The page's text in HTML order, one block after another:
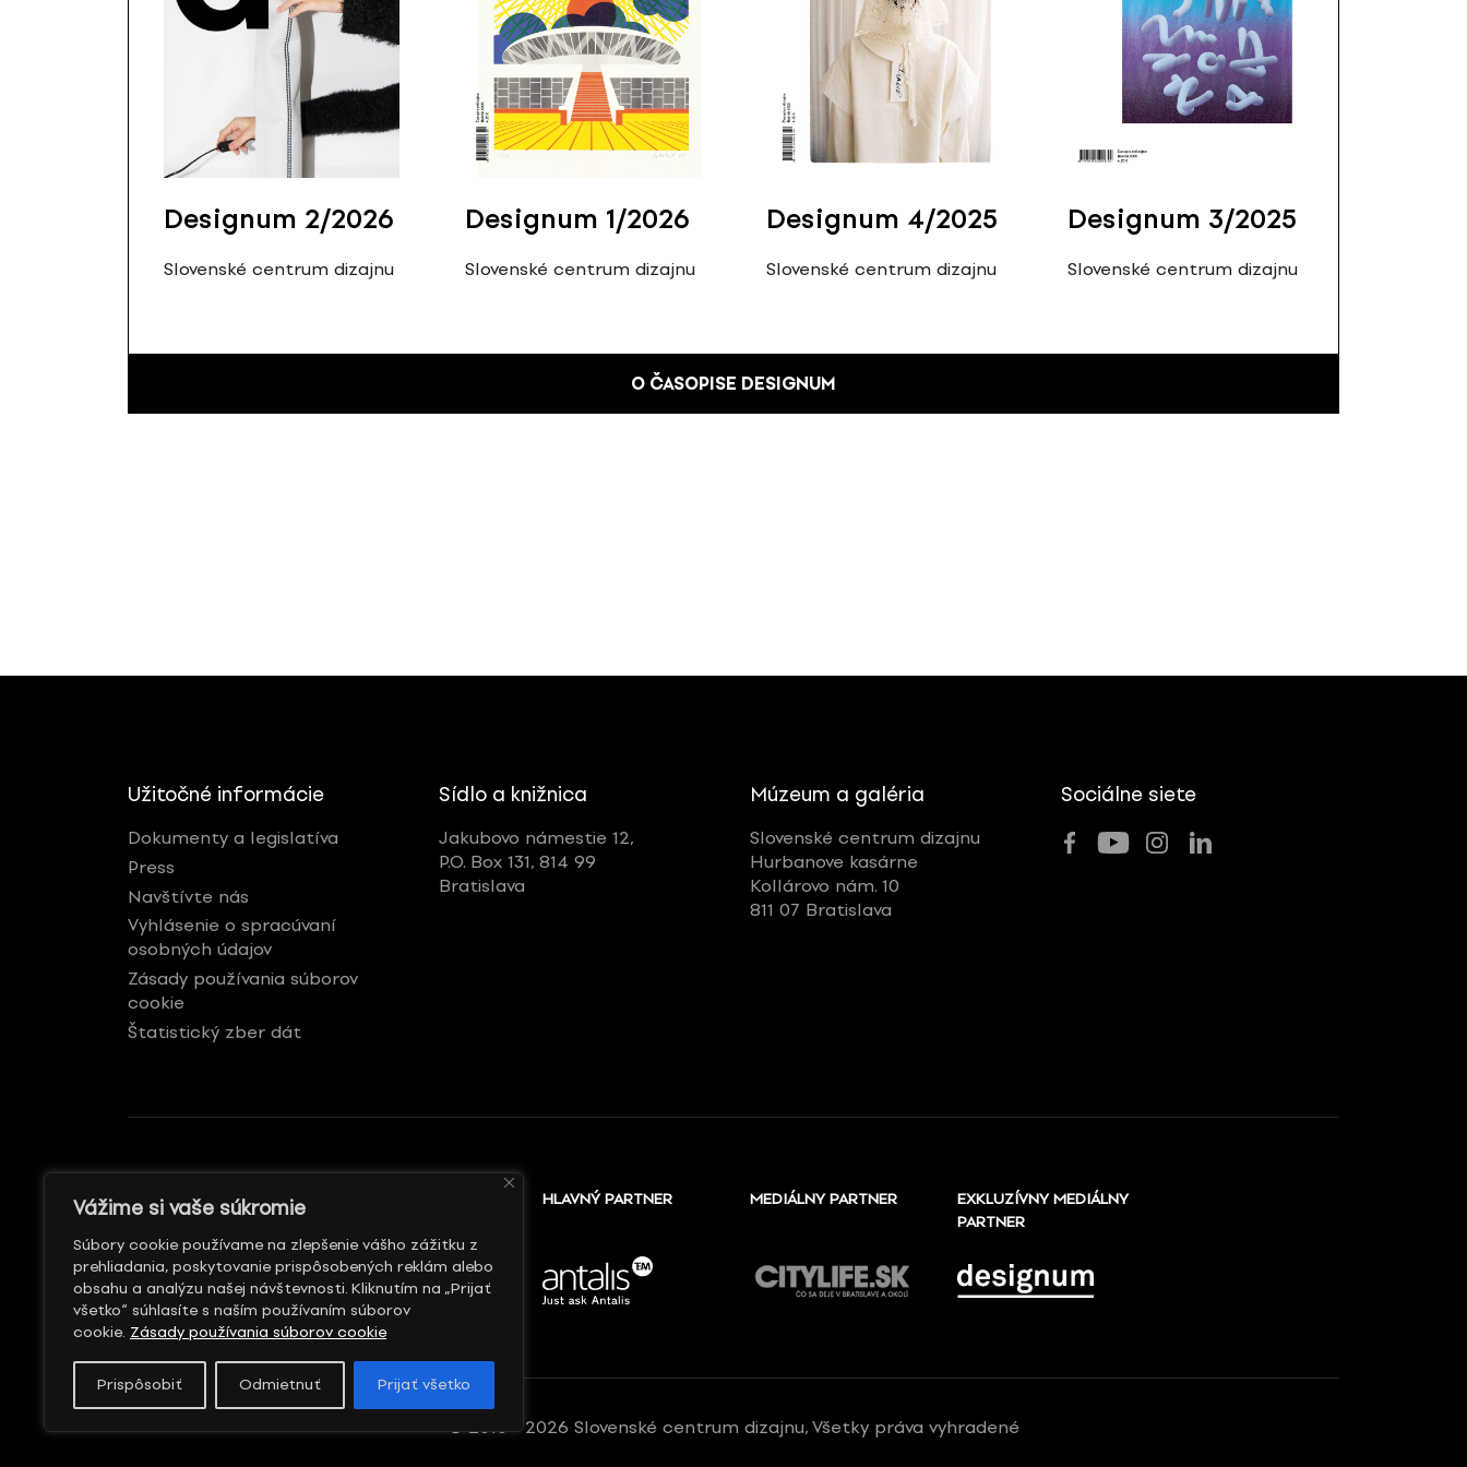
Vážime si vaše súkromie
Súbory cookie používame na zlepšenie vášho zážitku z
prehliadania, poskytovanie prispôsobených reklám alebo
obsahu a analýzu našej návštevnosti. Kliknutím na „Prijať
všetko“ súhlasíte s naším používaním súborov
cookie. Zásady používania súborov cookie
Prispôsobiť Odmietnuť Prijať všetko
Designum 2/2026
Slovenské centrum dizajnu
Designum 1/2026
Slovenské centrum dizajnu
Designum 4/2025
Slovenské centrum dizajnu
Designum 3/2025
Slovenské centrum dizajnu
O ČASOPISE DESIGNUM
Užitočné informácie
Dokumenty a legislatíva
Press
Navštívte nás
Vyhlásenie o spracúvaní
osobných údajov
Zásady používania súborov
cookie
Štatistický zber dát
Sídlo a knižnica
Jakubovo námestie 12,
P.O. Box 131, 814 99
Bratislava
Múzeum a galéria
Slovenské centrum dizajnu
Hurbanove kasárne
Kollárovo nám. 10
811 07 Bratislava
Sociálne siete
GENERÁLNY REKLAMNÝ
HLAVNÝ PARTNER MEDIÁLNY PARTNER
EXKLUZÍVNY MEDIÁLNY
PARTNER
© 2010 - 2026 Slovenské centrum dizajnu, Všetky práva vyhradené